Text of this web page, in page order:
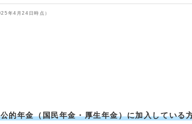
年4月24日時点）
的年金（国民年金・厚生年金）に加入している